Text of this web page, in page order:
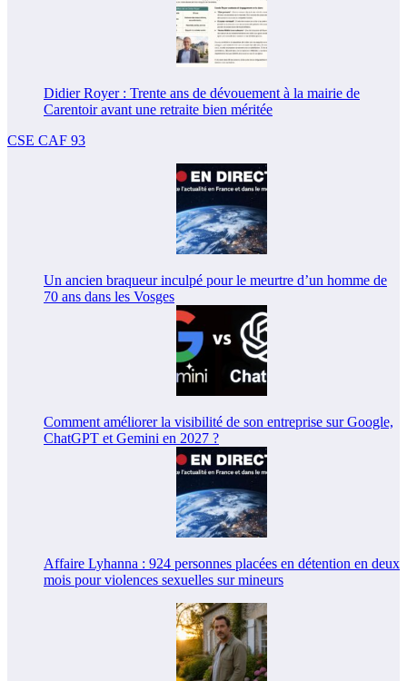
Didier Royer : Trente ans de dévouement à la mairie de
Carentoir avant une retraite bien méritée
CSE CAF 93
Un ancien braqueur inculpé pour le meurtre d’un homme de
70 ans dans les Vosges
Comment améliorer la visibilité de son entreprise sur Google,
ChatGPT et Gemini en 2027 ?
Affaire Lyhanna : 924 personnes placées en détention en deux
mois pour violences sexuelles sur mineurs